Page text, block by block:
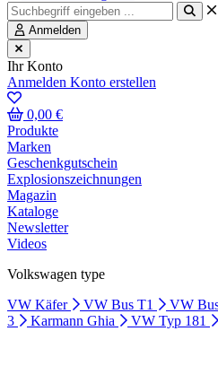
Anmelden
Ihr Konto
Anmelden Konto erstellen
0,00 €
Produkte
Marken
Geschenkgutschein
Explosionszeichnungen
Magazin
Kataloge
Newsletter
Videos
Volkswagen type
VW Käfer
VW Bus T1 VW
3
Karmann Ghia VW Typ 181